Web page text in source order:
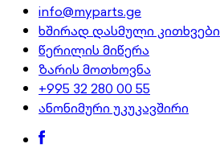
info@myparts.ge
ხშირად დასმული კითხვები
წერილის მიწერა
ზარის მოთხოვნა
+995 32 280 00 55
ანონიმური უკუკავშირი